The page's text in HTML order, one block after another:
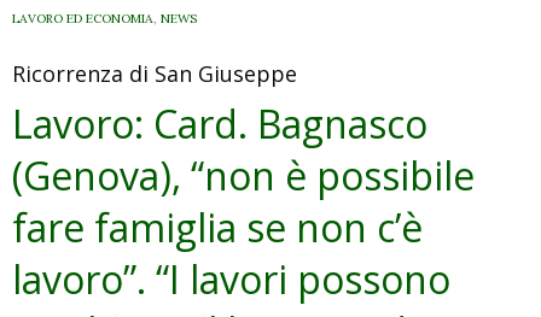
lavoro
LAVORO ED ECONOMIA, NEWS
Ricorrenza di San Giuseppe
Lavoro: Card. Bagnasco
(Genova), “non è possibile
fare famiglia se non c’è
lavoro”. “I lavori possono